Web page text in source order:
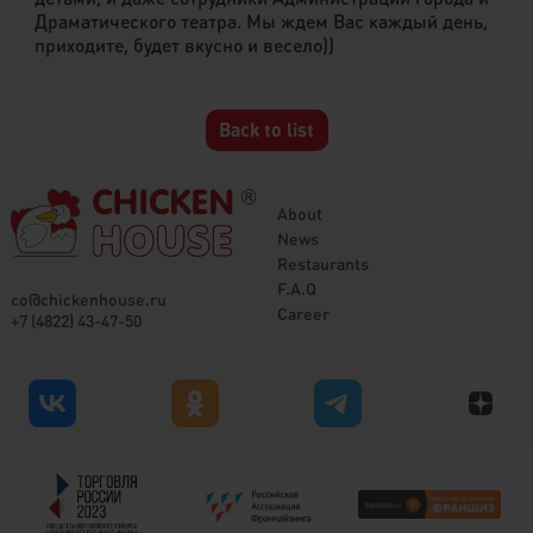
Драматического театра. Мы ждем Вас каждый день,
приходите, будет вкусно и весело))
Back to list
co@chickenhouse.ru
+7 (4822) 43-47-50
About
News
Restaurants
F.A.Q
Career